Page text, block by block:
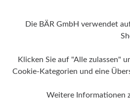
Die BÄR GmbH verwendet
Klicken Sie auf "Alle zulassen"
Cookie-Kategorien und eine
Weitere Informationen